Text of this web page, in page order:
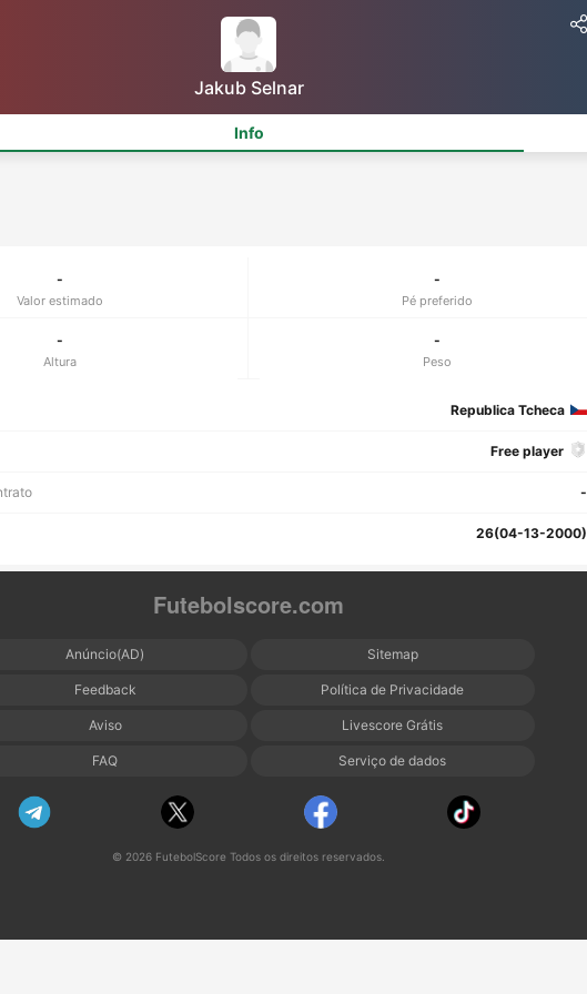
Jakub Selnar
Info
-
Valor estimado
-
Pé preferido
-
Altura
-
Peso
Republica Tcheca
Free player
-
26(04-13-2000)
Futebolscore.com
Anúncio(AD) Sitemap
Feedback Política de Privacidade
Aviso Livescore Grátis
FAQ Serviço de dados
© 2026 FutebolScore Todos os direitos reservados.